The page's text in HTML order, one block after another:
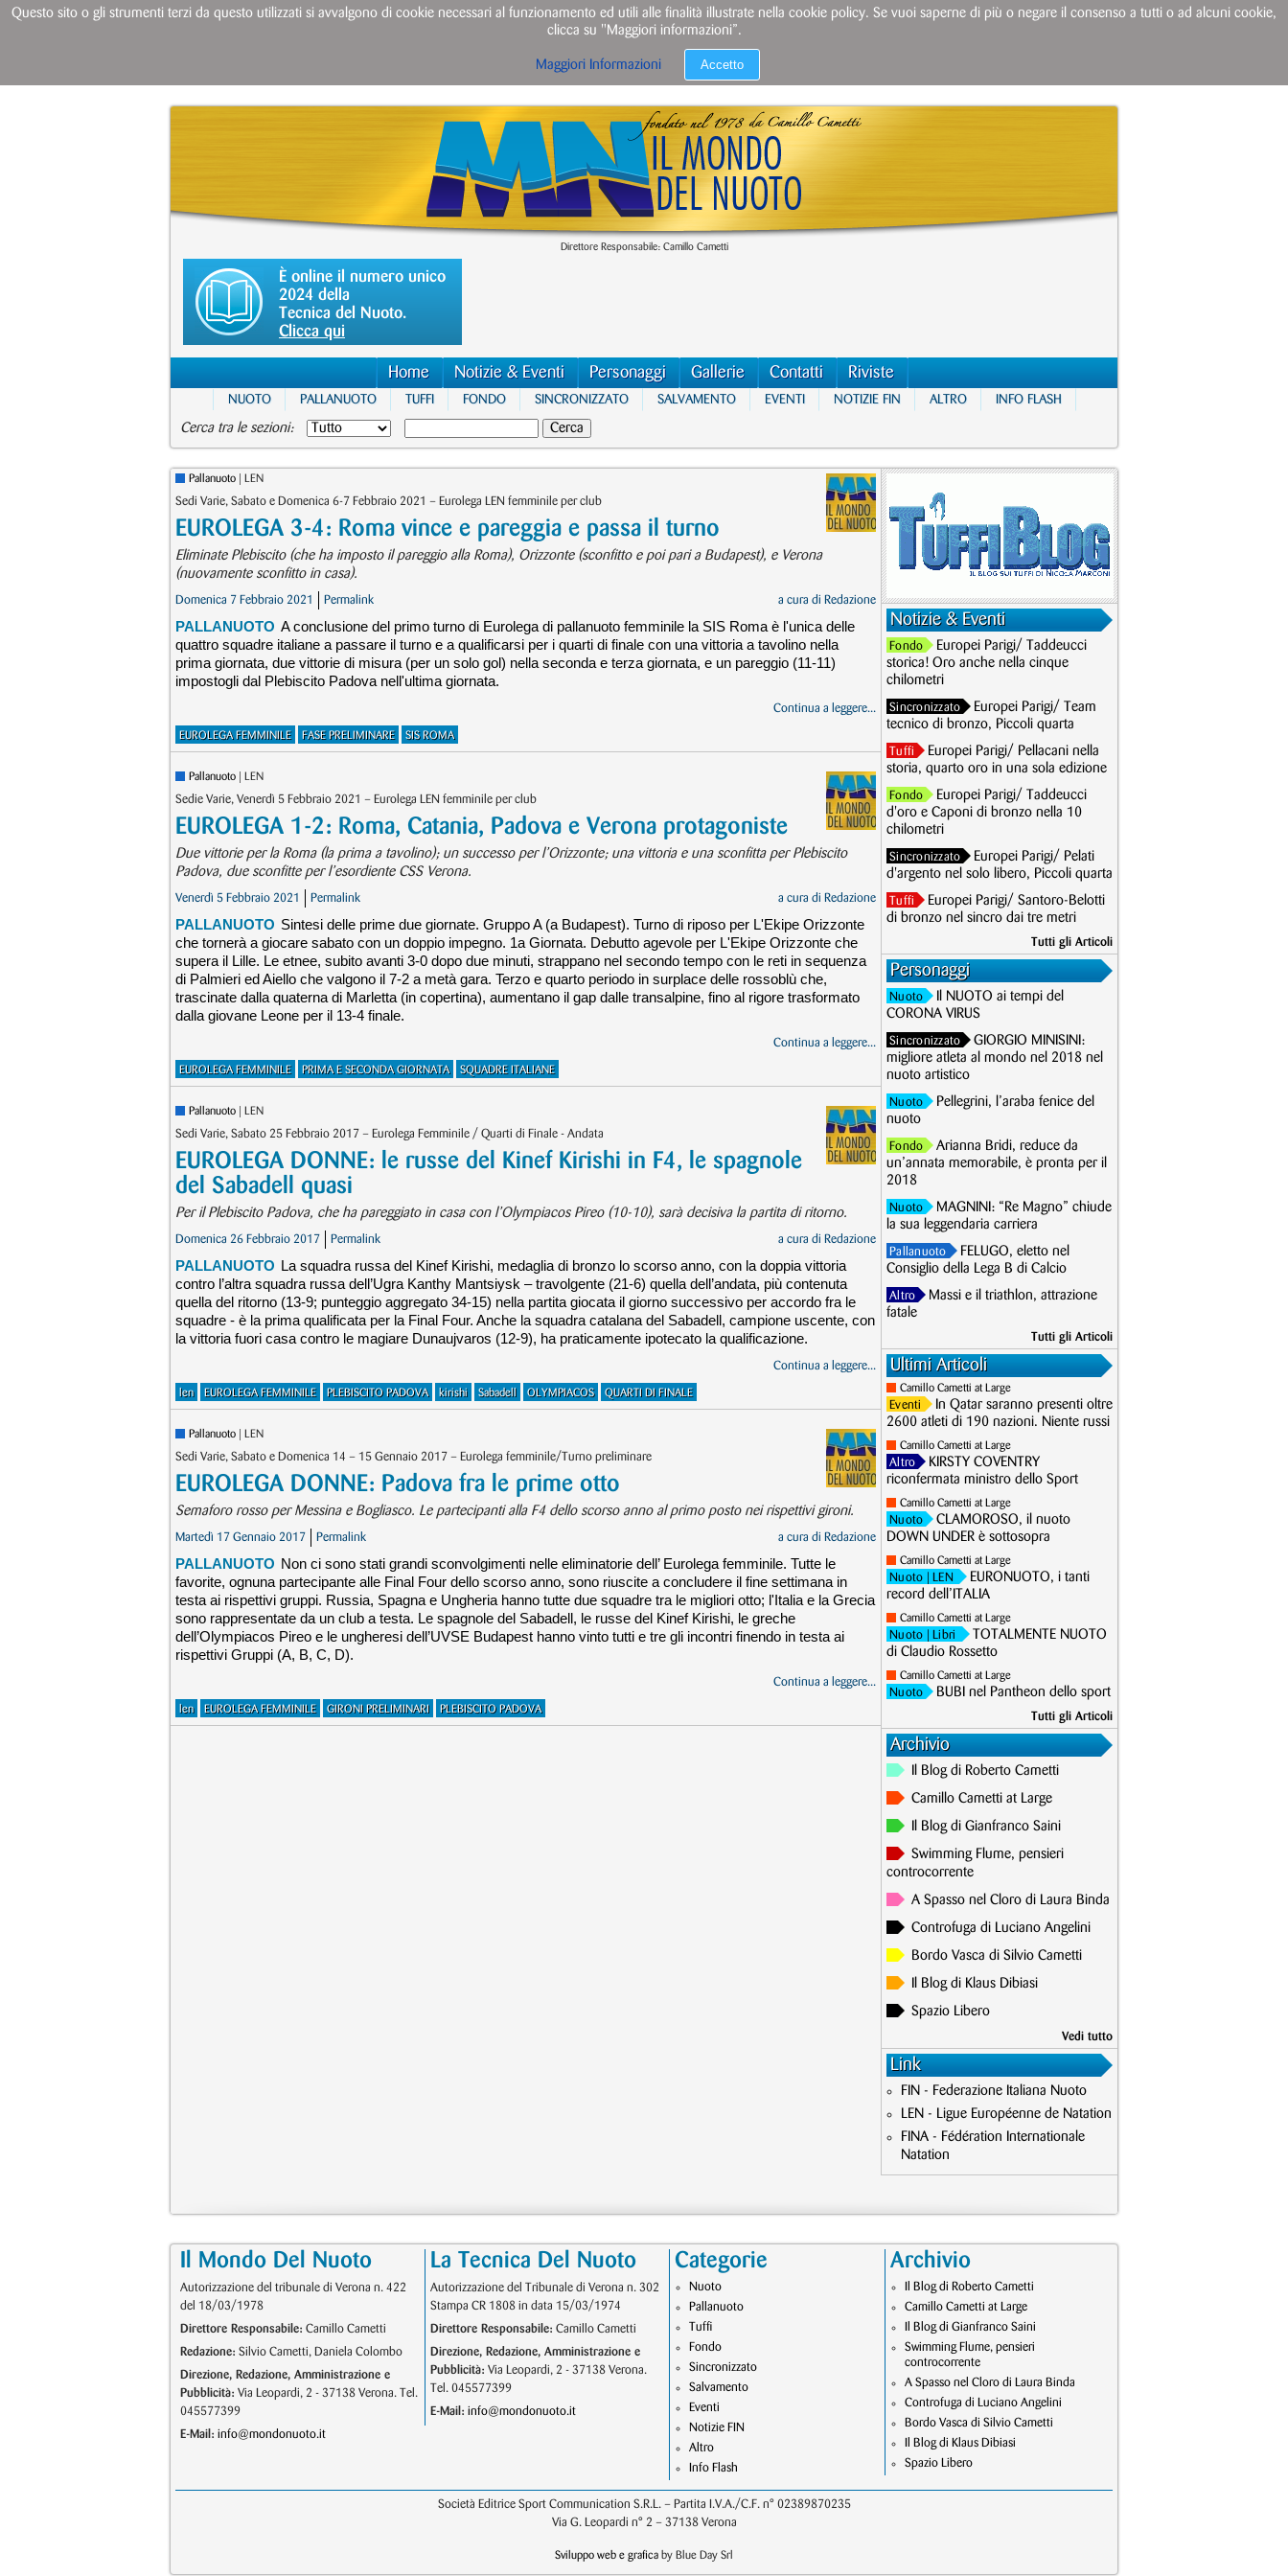
Direttore Responsabile: Camillo Cametti
È online il numero unico
2024 della
Tecnica del Nuoto.
Clicca qui
Home Notizie & Eventi Personaggi Gallerie Contatti Riviste
NUOTO PALLANUOTO TUFFI FONDO SINCRONIZZATO SALVAMENTO EVENTI NOTIZIE FIN ALTRO INFO FLASH
Cerca tra le sezioni:
Pallanuoto | LEN
Sedi Varie, Sabato e Domenica 6-7 Febbraio 2021 – Eurolega LEN femminile per club
EUROLEGA 3-4: Roma vince e pareggia e passa il turno
Eliminate Plebiscito (che ha imposto il pareggio alla Roma), Orizzonte (sconfitto e poi pari a Budapest), e Verona
(nuovamente sconfitto in casa).
Domenica 7 Febbraio 2021 Permalink a cura di Redazione
PALLANUOTO A conclusione del primo turno di Eurolega di pallanuoto femminile la SIS Roma è l'unica delle
quattro squadre italiane a passare il turno e a qualificarsi per i quarti di finale con una vittoria a tavolino nella
prima giornata, due vittorie di misura (per un solo gol) nella seconda e terza giornata, e un pareggio (11-11)
impostogli dal Plebiscito Padova nell'ultima giornata.
Continua a leggere...
EUROLEGA FEMMINILE FASE PRELIMINARE SIS ROMA
Pallanuoto | LEN
Sedie Varie, Venerdì 5 Febbraio 2021 – Eurolega LEN femminile per club
EUROLEGA 1-2: Roma, Catania, Padova e Verona protagoniste
Due vittorie per la Roma (la prima a tavolino); un successo per l’Orizzonte; una vittoria e una sconfitta per Plebiscito
Padova, due sconfitte per l’esordiente CSS Verona.
Venerdì 5 Febbraio 2021 Permalink a cura di Redazione
PALLANUOTO Sintesi delle prime due giornate. Gruppo A (a Budapest). Turno di riposo per L'Ekipe Orizzonte
che tornerà a giocare sabato con un doppio impegno. 1a Giornata. Debutto agevole per L'Ekipe Orizzonte che
supera il Lille. Le etnee, subito avanti 3-0 dopo due minuti, strappano nel secondo tempo con le reti in sequenza
di Palmieri ed Aiello che valgono il 7-2 a metà gara. Terzo e quarto periodo in surplace delle rossoblù che,
trascinate dalla quaterna di Marletta (in copertina), aumentano il gap dalle transalpine, fino al rigore trasformato
dalla giovane Leone per il 13-4 finale.
Continua a leggere...
EUROLEGA FEMMINILE PRIMA E SECONDA GIORNATA SQUADRE ITALIANE
Pallanuoto | LEN
Sedi Varie, Sabato 25 Febbraio 2017 – Eurolega Femminile / Quarti di Finale - Andata
EUROLEGA DONNE: le russe del Kinef Kirishi in F4, le spagnole
del Sabadell quasi
Per il Plebiscito Padova, che ha pareggiato in casa con l’Olympiacos Pireo (10-10), sarà decisiva la partita di ritorno.
Domenica 26 Febbraio 2017 Permalink a cura di Redazione
PALLANUOTO La squadra russa del Kinef Kirishi, medaglia di bronzo lo scorso anno, con la doppia vittoria
contro l’altra squadra russa dell’Ugra Kanthy Mantsiysk – travolgente (21-6) quella dell’andata, più contenuta
quella del ritorno (13-9; punteggio aggregato 34-15) nella partita giocata il giorno successivo per accordo fra le
squadre - è ​​la prima qualificata per la Final Four. Anche la squadra catalana del Sabadell, campione uscente, con
la vittoria fuori casa contro le magiare Dunaujvaros (12-9), ha praticamente ipotecato la qualificazione.
Continua a leggere...
len EUROLEGA FEMMINILE PLEBISCITO PADOVA kirishi Sabadell OLYMPIACOS QUARTI DI FINALE
Pallanuoto | LEN
Sedi Varie, Sabato e Domenica 14 – 15 Gennaio 2017 – Eurolega femminile/Turno preliminare
EUROLEGA DONNE: Padova fra le prime otto
Semaforo rosso per Messina e Bogliasco. Le partecipanti alla F4 dello scorso anno al primo posto nei rispettivi gironi.
Martedì 17 Gennaio 2017 Permalink a cura di Redazione
PALLANUOTO Non ci sono stati grandi sconvolgimenti nelle eliminatorie dell’ Eurolega femminile. Tutte le
favorite, ognuna partecipante alle Final Four dello scorso anno, sono riuscite a concludere il fine settimana in
testa ai rispettivi gruppi. Russia, Spagna e Ungheria hanno tutte due squadre tra le migliori otto; l'Italia e la Grecia
sono rappresentate da un club a testa. Le spagnole del Sabadell, le russe del Kinef Kirishi, le greche
dell’Olympiacos Pireo e le ungheresi dell’UVSE Budapest hanno vinto tutti e tre gli incontri finendo in testa ai
rispettivi Gruppi (A, B, C, D).
Continua a leggere...
len EUROLEGA FEMMINILE GIRONI PRELIMINARI PLEBISCITO PADOVA
Notizie & Eventi
Fondo
Europei Parigi/ Taddeucci
storica! Oro anche nella cinque
chilometri
Sincronizzato
Europei Parigi/ Team
tecnico di bronzo, Piccoli quarta
Tuffi
Europei Parigi/ Pellacani nella
storia, quarto oro in una sola edizione
Fondo
Europei Parigi/ Taddeucci
d'oro e Caponi di bronzo nella 10
chilometri
Sincronizzato
Europei Parigi/ Pelati
d'argento nel solo libero, Piccoli quarta
Tuffi
Europei Parigi/ Santoro-Belotti
di bronzo nel sincro dai tre metri
Tutti gli Articoli
Personaggi
Nuoto
Il NUOTO ai tempi del
CORONA VIRUS
Sincronizzato
GIORGIO MINISINI:
migliore atleta al mondo nel 2018 nel
nuoto artistico
Nuoto
Pellegrini, l’araba fenice del
nuoto
Fondo
Arianna Bridi, reduce da
un’annata memorabile, è pronta per il
2018
Nuoto
MAGNINI: “Re Magno” chiude
la sua leggendaria carriera
Pallanuoto
FELUGO, eletto nel
Consiglio della Lega B di Calcio
Altro
Massi e il triathlon, attrazione
fatale
Tutti gli Articoli
Ultimi Articoli
Camillo Cametti at Large
Eventi
In Qatar saranno presenti oltre
2600 atleti di 190 nazioni. Niente russi
Camillo Cametti at Large
Altro
KIRSTY COVENTRY
riconfermata ministro dello Sport
Camillo Cametti at Large
Nuoto
CLAMOROSO, il nuoto
DOWN UNDER è sottosopra
Camillo Cametti at Large
Nuoto | LEN
EURONUOTO, i tanti
record dell’ITALIA
Camillo Cametti at Large
Nuoto | Libri
TOTALMENTE NUOTO
di Claudio Rossetto
Camillo Cametti at Large
Nuoto BUBI nel Pantheon dello sport
Tutti gli Articoli
Archivio
Il Blog di Roberto Cametti
Camillo Cametti at Large
Il Blog di Gianfranco Saini
Swimming Flume, pensieri
controcorrente
A Spasso nel Cloro di Laura Binda
Controfuga di Luciano Angelini
Bordo Vasca di Silvio Cametti
Il Blog di Klaus Dibiasi
Spazio Libero
Vedi tutto
Link
FIN - Federazione Italiana Nuoto
LEN - Ligue Européenne de Natation
FINA - Fédération Internationale
Natation
Il Mondo Del Nuoto
Autorizzazione del tribunale di Verona n. 422
del 18/03/1978
Direttore Responsabile: Camillo Cametti
Redazione: Silvio Cametti, Daniela Colombo
Direzione, Redazione, Amministrazione e
Pubblicità: Via Leopardi, 2 - 37138 Verona. Tel.
045577399
E-Mail: info@mondonuoto.it
La Tecnica Del Nuoto
Autorizzazione del Tribunale di Verona n. 302
Stampa CR 1808 in data 15/03/1974
Direttore Responsabile: Camillo Cametti
Direzione, Redazione, Amministrazione e
Pubblicità: Via Leopardi, 2 - 37138 Verona.
Tel. 045577399
E-Mail: info@mondonuoto.it
Categorie
Nuoto
Pallanuoto
Tuffi
Fondo
Sincronizzato
Salvamento
Eventi
Notizie FIN
Altro
Info Flash
Archivio
Il Blog di Roberto Cametti
Camillo Cametti at Large
Il Blog di Gianfranco Saini
Swimming Flume, pensieri
controcorrente
A Spasso nel Cloro di Laura Binda
Controfuga di Luciano Angelini
Bordo Vasca di Silvio Cametti
Il Blog di Klaus Dibiasi
Spazio Libero
Società Editrice Sport Communication S.R.L. – Partita I.V.A./C.F. n° 02389870235
Via G. Leopardi n° 2 – 37138 Verona
Sviluppo web e grafica by Blue Day Srl
Questo sito o gli strumenti terzi da questo utilizzati si avvalgono di cookie necessari al funzionamento ed utili alle finalità illustrate nella cookie policy. Se vuoi saperne di più o negare il consenso a tutti o ad alcuni cookie,
clicca su "Maggiori informazioni”.
Maggiori Informazioni Accetto